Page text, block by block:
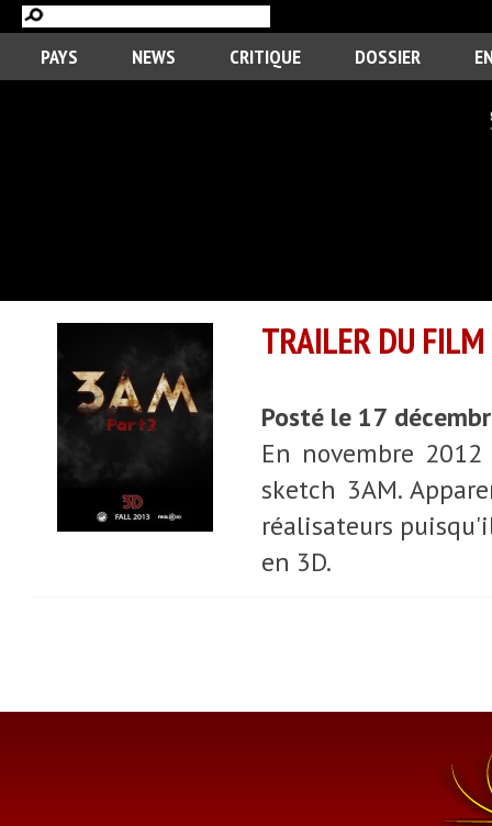
PAYS NEWS CRITIQUE DOSSIER
TRAILER DU
Posté le 17
En novembre
sketch 3AM.
réalisateurs
en 3D.